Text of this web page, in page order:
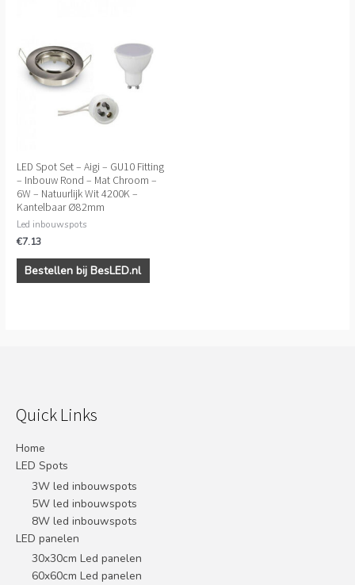
LED Spot Set – Aigi – GU10 Fitting
– Inbouw Rond – Mat Chroom –
6W – Natuurlijk Wit 4200K –
Kantelbaar Ø82mm
Led inbouwspots
€7.13
Bestellen bij BesLED.nl
Quick Links
Home
LED Spots
3W led inbouwspots
5W led inbouwspots
8W led inbouwspots
LED panelen
30x30cm Led panelen
60x60cm Led panelen